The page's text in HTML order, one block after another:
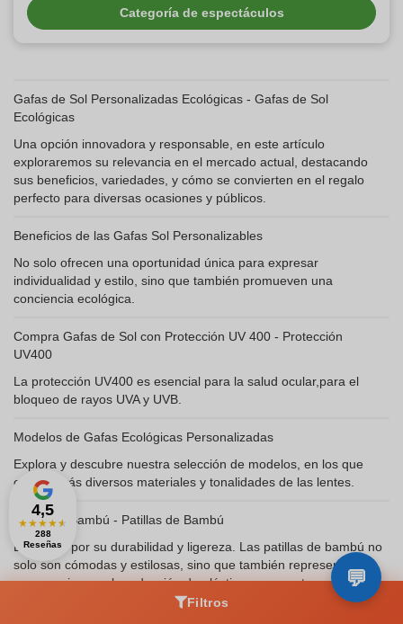
Categoría de espectáculos
Gafas de Sol Personalizadas Ecológicas - Gafas de Sol
Ecológicas
Una opción innovadora y responsable, en este artículo
exploraremos su relevancia en el mercado actual, destacando
sus beneficios, variedades, y cómo se convierten en el regalo
perfecto para diversas ocasiones y públicos.
Beneficios de las Gafas Sol Personalizables
No solo ofrecen una oportunidad única para expresar
individualidad y estilo, sino que también promueven una
conciencia ecológica.
Compra Gafas de Sol con Protección UV 400 - Protección
UV400
La protección UV400 es esencial para la salud ocular,para el
bloqueo de rayos UVA y UVB.
Modelos de Gafas Ecológicas Personalizadas
Explora y descubre nuestra selección de modelos, en los que
encontrarás diversos materiales y tonalidades de las lentes.
Gafas de Bambú - Patillas de Bambú
Destacan por su durabilidad y ligereza. Las patillas de bambú no
solo son cómodas y estilosas, sino que también representan un
compromiso con la reducción de plásticos en nuestros océanos.
Este material natural y renovable se ha convertido en una
Filtros
4,5
★★★★★
288
Reseñas